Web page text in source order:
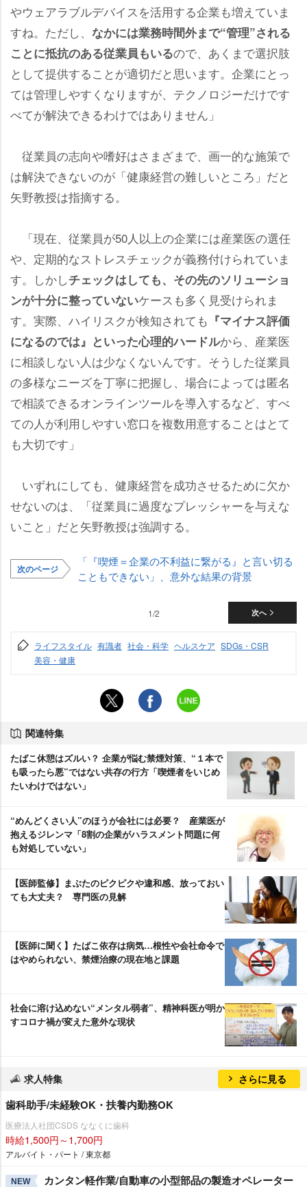
ウェアラブルデバイスを活用する企業も増えていま
すね。ただし、 なかには業務時間外まで“管理”される
ことに抵抗のある従業員もいるので、あくまで選択肢
として提供することが適切だと思います。企業にとっ
ては管理しやすくなりますが、テクノロジーだけです
べてが解決できるわけではありません」
従業員の志向や嗜好はさまざまで、画一的な施策で
は解決できないのが「健康経営の難しいところ」だと
矢野教授は指摘する。
「現在、従業員が50人以上の企業には産業医の選任
、定期的なストレスチェックが義務付けられていま
す。しかしチェックはしても、その先のソリューショ
ンが十分に整っていないケースも多く見受けられま
す。実際、ハイリスクが検知されても 『マイナス評価
になるのでは』といった心理的ハードルから、産業医
に相談しない人は少なくないんです。そうした従業員
の多様なニーズを丁寧に把握し、場合によっては匿名
で相談できるオンラインツールを導入するなど、すべ
ての人が利用しやすい窓口を複数用意することはとて
も大切です」
いずれにしても、健康経営を成功させるために欠か
せないのは、「従業員に過度なプレッシャーを与えな
いこと」だと矢野教授は強調する。
次のページ
「『喫煙＝企業の不利益に繋がる』と言い切る
こともできない」、意外な結果の背景
次へ
1/2
ライフスタイル 有識者 社会・科学 ヘルスケア SDGs・CSR
美容・健康
関連特集
たばこ休憩はズルい？ 企業が悩む禁煙対策、“１本で
も吸ったら悪”ではない共存の行方「喫煙者をいじめ
たいわけではない」
“めんどくさい人”のほうが会社には必要？ 産業医が
抱えるジレンマ「8割の企業がハラスメント問題に何
も対処していない」
【医師監修】まぶたのピクピクや違和感、放っておい
ても大丈夫？ 専門医の見解
【医師に聞く】たばこ依存は病気…根性や会社命令で
はやめられない、禁煙治療の現在地と課題
社会に溶け込めない“メンタル弱者”、精神科医が明か
すコロナ禍が変えた意外な現状
求人特集 さらに見る
歯科助手/未経験OK・扶養内勤務OK
医療法人社団CSDS ななくに歯科
時給1,500円～1,700円
アルバイト・パート / 東京都
NEW カンタン軽作業/自動車の小型部品の製造オペレーター